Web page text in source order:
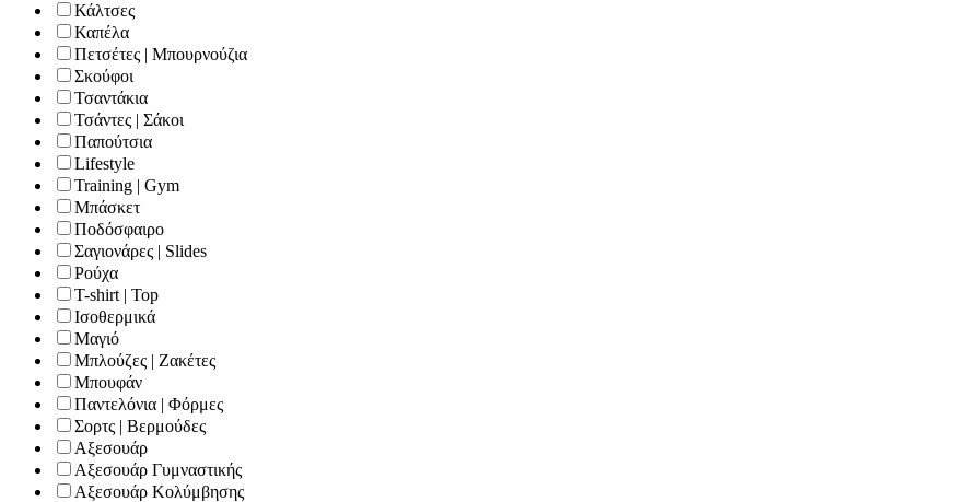
Κάλτσες
Καπέλα
Πετσέτες | Μπουρνούζια
Σκούφοι
Τσαντάκια
Τσάντες | Σάκοι
Παπούτσια
Lifestyle
Training | Gym
Μπάσκετ
Ποδόσφαιρο
Σαγιονάρες | Slides
Ρούχα
T-shirt | Top
Ισοθερμικά
Μαγιό
Μπλούζες | Ζακέτες
Μπουφάν
Παντελόνια | Φόρμες
Σορτς | Βερμούδες
Αξεσουάρ
Αξεσουάρ Γυμναστικής
Αξεσουάρ Κολύμβησης